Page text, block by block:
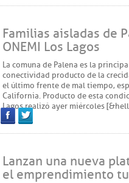
FacebookTwitter
Familias aisladas de
ONEMI Los Lagos
La comuna de Palena es la
conectividad producto de la
el último frente de mal tiempo,
California. Producto de esta
Lagos realizó ayer miércoles
FacebookTwitter
Lanzan una nueva
el emprendimiento